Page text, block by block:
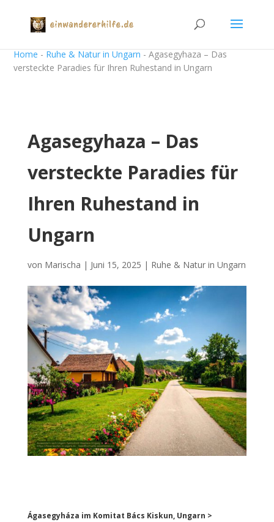
Home - Ruhe & Natur in Ungarn -Agasegyhaza – Das
versteckte Paradies für Ihren Ruhestand in Ungarn
Agasegyhaza – Das
versteckte Paradies für
Ihren Ruhestand in
Ungarn
von Marischa | Juni 15, 2025 | Ruhe & Natur in Ungarn
Ágasegyháza im Komitat Bács Kiskun, Ungarn >